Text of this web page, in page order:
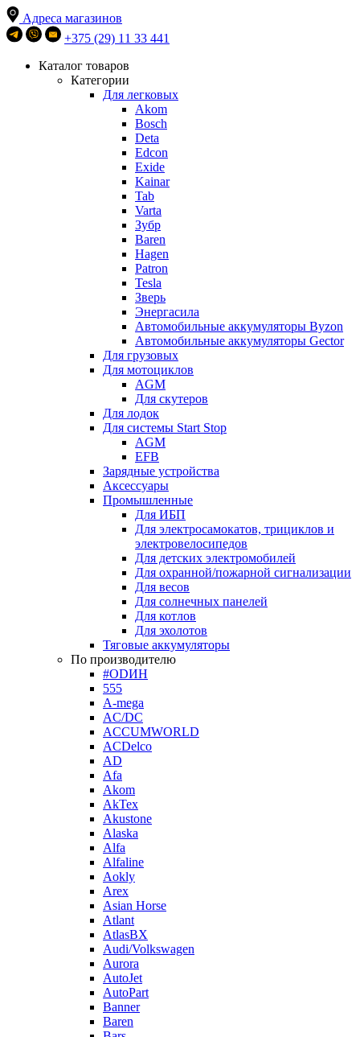
Адреса магазинов
+375 (29) 11 33 441
Каталог товаров
Категории
Для легковых
Akom
Bosch
Deta
Edcon
Exide
Kainar
Tab
Varta
Зубр
Baren
Hagen
Patron
Tesla
Зверь
Энергасила
Автомобильные аккумуляторы Byzon
Автомобильные аккумуляторы Gector
Для грузовых
Для мотоциклов
AGM
Для скутеров
Для лодок
Для системы Start Stop
AGM
EFB
Зарядные устройства
Аксессуары
Промышленные
Для ИБП
Для электросамокатов, трициклов и
электровелосипедов
Для детских электромобилей
Для охранной/пожарной сигнализации
Для весов
Для солнечных панелей
Для котлов
Для эхолотов
Тяговые аккумуляторы
По производителю
#ODИН
555
A-mega
AC/DC
ACCUMWORLD
ACDelco
AD
Afa
Akom
AkTex
Akustone
Alaska
Alfa
Alfaline
Aokly
Arex
Asian Horse
Atlant
AtlasBX
Audi/Volkswagen
Aurora
AutoJet
AutoPart
Banner
Baren